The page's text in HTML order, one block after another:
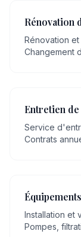
Rénovation
Rénovation
Changement
Entretien
Service
Contrats
Installation et
Pompes,